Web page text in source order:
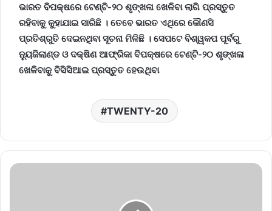
ଭାରତ ବିପକ୍ଷରେ ଟେଣ୍ଟି-୨୦ ଶୃଙ୍ଖଳା ଖେଳିବା ଲାଗି ପ୍ରସ୍ତୁତ
ରହିବାକୁ କୁହାଯାଇ ସାରିଛି । ତେବେ ଭାରତ ଏଥିରେ କୌଣସି
ପ୍ରତିଶ୍ରୁତି ଦେଇନଥିବା ସୂଚନା ମିଳିଛି । ସେପଟେ ବିଶ୍ୱକପ ପୂର୍ବରୁ
ନ୍ୟୁଜିଲାଣ୍ଡ ଓ ଦକ୍ଷିଣ ଆଫ୍ରିକା ବିପକ୍ଷରେ ଟେଣ୍ଟି-୨୦ ଶୃଙ୍ଖଳା
ଖେଳିବାକୁ ବିସିସିଆଇ ପ୍ରସ୍ତୁତ ହେଉଥିବା
TWENTY-20